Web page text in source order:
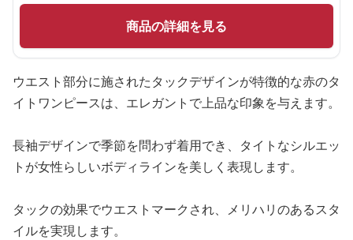
商品の詳細を見る
ウエスト部分に施されたタックデザインが特徴的な赤のタ
イトワンピースは、エレガントで上品な印象を与えます。
長袖デザインで季節を問わず着用でき、タイトなシルエッ
トが女性らしいボディラインを美しく表現します。
タックの効果でウエストマークされ、メリハリのあるスタ
イルを実現します。